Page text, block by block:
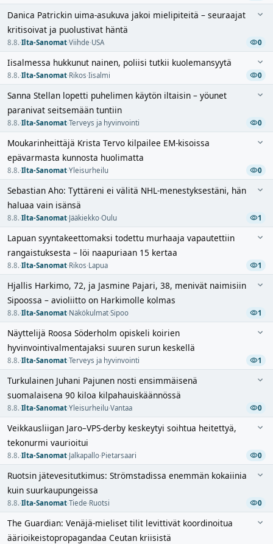
Danica Patrickin uima-asukuva jakoi mielipiteitä – seuraajat
kritisoivat ja puolustivat häntä
8.8.·Ilta-Sanomat·Viihde·USA 0
Iisalmessa hukkunut nainen, poliisi tutkii kuolemansyytä
8.8.·Ilta-Sanomat·Rikos·Iisalmi 0
Sanna Stellan lopetti puhelimen käytön iltaisin – yöunet
paranivat seitsemään tuntiin
8.8.·Ilta-Sanomat·Terveys ja hyvinvointi 0
Moukarinheittäjä Krista Tervo kilpailee EM-kisoissa
epävarmasta kunnosta huolimatta
8.8.·Ilta-Sanomat·Yleisurheilu 0
Sebastian Aho: Tyttäreni ei välitä NHL-menestyksestäni, hän
haluaa vain isänsä
8.8.·Ilta-Sanomat·Jääkiekko·Oulu 1
Lapuan syyntakeettomaksi todettu murhaaja vapautettiin
rangaistuksesta – löi naapuriaan 15 kertaa
8.8.·Ilta-Sanomat·Rikos·Lapua 1
Hjallis Harkimo, 72, ja Jasmine Pajari, 38, menivät naimisiin
Sipoossa – avioliitto on Harkimolle kolmas
8.8.·Ilta-Sanomat·Näkökulmat·Sipoo 1
Näyttelijä Roosa Söderholm opiskeli koirien
hyvinvointivalmentajaksi suuren surun keskellä
8.8.·Ilta-Sanomat·Terveys ja hyvinvointi 1
Turkulainen Juhani Pajunen nosti ensimmäisenä
suomalaisena 90 kiloa kilpahauiskäännössä
8.8.·Ilta-Sanomat·Yleisurheilu·Vantaa 0
Veikkausliigan Jaro–VPS-derby keskeytyi soihtua heitettyä,
tekonurmi vaurioitui
8.8.·Ilta-Sanomat·Jalkapallo·Pietarsaari 0
Ruotsin jätevesitutkimus: Strömstadissa enemmän kokaiinia
kuin suurkaupungeissa
8.8.·Ilta-Sanomat·Tiede·Ruotsi 0
The Guardian: Venäjä-mieliset tilit levittivät koordinoitua
äärioikeistopropagandaa Ceutan kriisistä